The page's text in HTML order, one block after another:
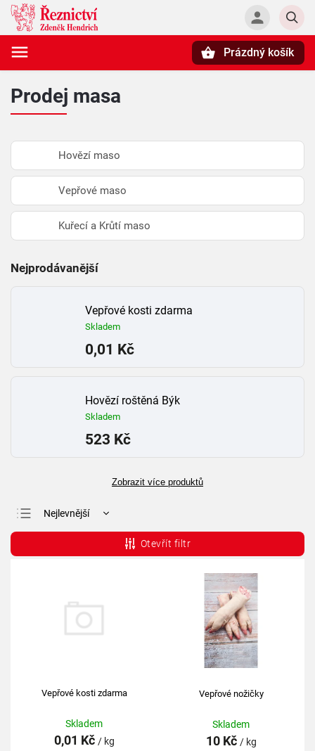
Prázdný košík
Prodej masa
Hovězí maso
Vepřové maso
Kuřecí a Krůtí maso
Nejprodávanější
Vepřové kosti zdarma
Skladem
0,01 Kč
Hovězí roštěná Býk
Skladem
523 Kč
Zobrazit více produktů
Nejlevnější
Nejprodávanější
Otevřít filtr
Vepřové kosti zdarma
Skladem
0,01 Kč / kg
Vepřové nožičky
Skladem
10 Kč / kg